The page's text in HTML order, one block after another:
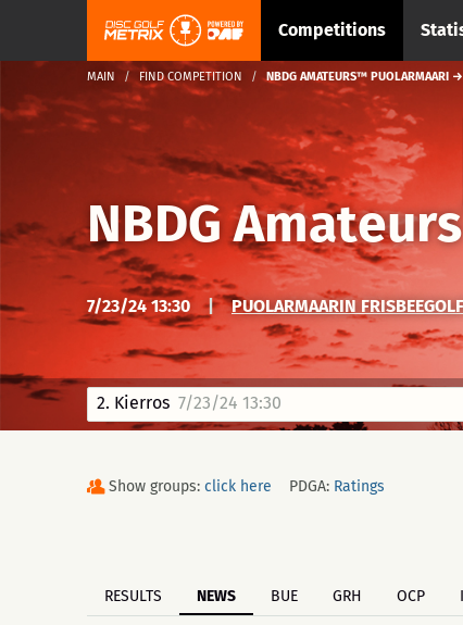
Competitions
MAIN FIND COMPETITION NBDG AMATEURS™ PUOLARMAARI
NBDG
7/23/24 13:30 | PUOLARMAARIN
2. Kierros 7/23/24 13:30
Show groups: click here PDGA: Ratings
RESULTS NEWS BUE GRH OCP